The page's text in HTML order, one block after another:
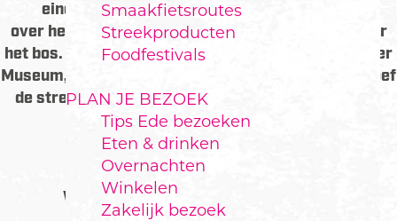
e
Smaakfietsroutes
Streekproducten
Foodfestivals
PLAN JE BEZOEK
Tips Ede bezoeken
Eten & drinken
Overnachten
Winkelen
Zakelijk bezoek
eindeloos fietsen, wandelen en paardrijden
over heide, zandverstuivingen, grasvlakten en door
het bos. Breng ook een bezoek aan het Kröller-Müller
Museum, herbeleef de militaire geschiedenis en proef
de streekproducten in het hart van de FoodValley.
WAT TE DOEN IN EDE?